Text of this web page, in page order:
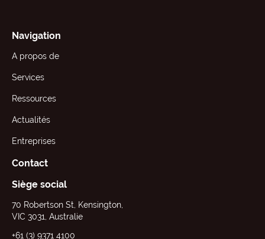
Navigation
A propos de
Services
Ressources
Actualités
Entreprises
Contact
Siège social
70 Robertson St, Kensington,
VIC 3031, Australie
+61 (3) 9371 4100